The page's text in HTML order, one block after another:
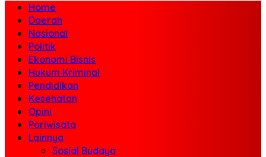
Home
Daerah
Nasional
Politik
Ekonomi Bisnis
Hukum Kriminal
Pendidikan
Kesehatan
Opini
Pariwisata
Lainnya
Sosial Budaya